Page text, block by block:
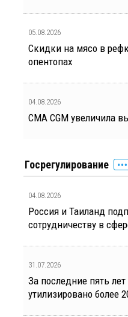
05.08.2026
Скидки на мясо в
опентопах
04.08.2026
CMA CGM увеличила
Госрегулирование
04.08.2026
Россия и Таиланд
сотрудничеству в
31.07.2026
За последние пять
утилизировано более